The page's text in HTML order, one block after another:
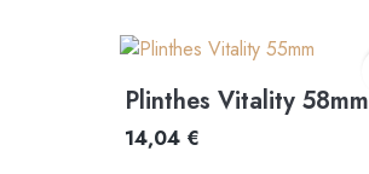
Plinthes Vitality 58mm
14,04 €